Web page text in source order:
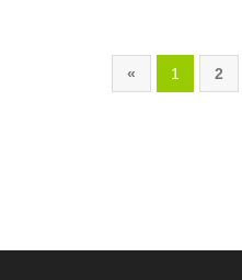
« 1 2